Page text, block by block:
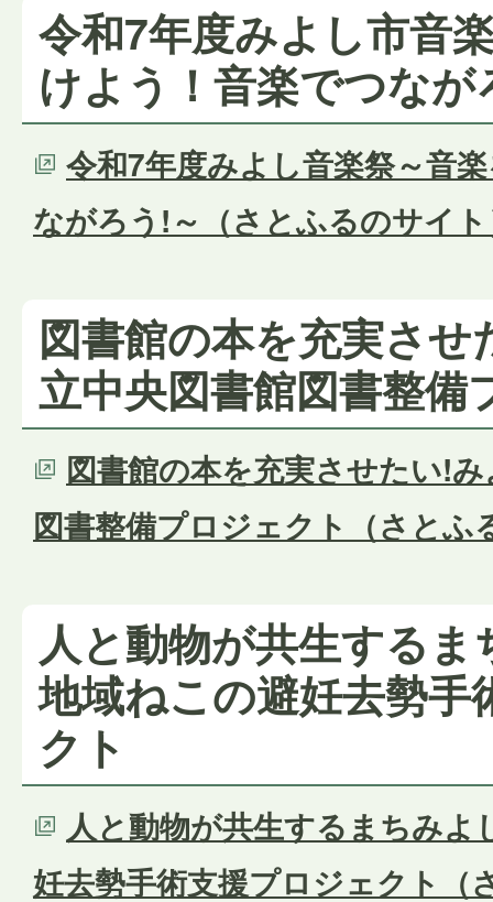
令和7年度みよし市音
けよう！音楽でつなが
令和7年度みよし音楽祭～音
ながろう!～（さとふるのサイ
図書館の本を充実さ
立中央図書館図書整備
図書館の本を充実させたい!
図書整備プロジェクト（さとふ
人と動物が共生する
地域ねこの避妊去勢手
クト
人と動物が共生するまちみよ
妊去勢手術支援プロジェクト（